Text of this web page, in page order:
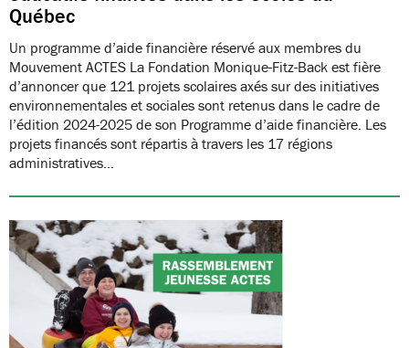
Québec
Un programme d’aide financière réservé aux membres du
Mouvement ACTES La Fondation Monique-Fitz-Back est fière
d’annoncer que 121 projets scolaires axés sur des initiatives
environnementales et sociales sont retenus dans le cadre de
l’édition 2024-2025 de son Programme d’aide financière. Les
projets financés sont répartis à travers les 17 régions
administratives…